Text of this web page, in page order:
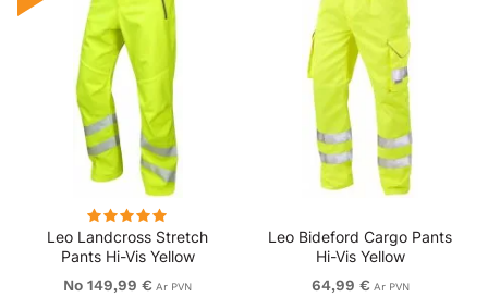
Leo Landcross Stretch
Pants Hi-Vis Yellow
No 149,99 € Ar PVN
Leo Bideford Cargo Pants
Hi-Vis Yellow
64,99 € Ar PVN